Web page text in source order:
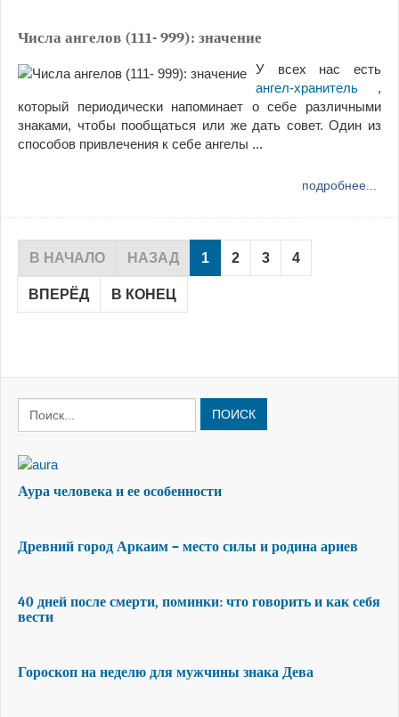
Числа ангелов (111- 999): значение
У всех нас есть
ангел-хранитель ,
который периодически напоминает о себе различными
знаками, чтобы пообщаться или же дать совет. Один из
способов привлечения к себе ангелы ...
подробнее...
В НАЧАЛО НАЗАД 1 2 3 4
ВПЕРЁД В КОНЕЦ
ПОИСК
Аура человека и ее особенности
Древний город Аркаим – место силы и родина ариев
40 дней после смерти, поминки: что говорить и как себя
вести
Гороскоп на неделю для мужчины знака Дева